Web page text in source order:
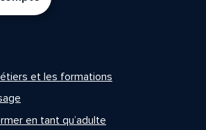
et les formations
en tant qu’adulte